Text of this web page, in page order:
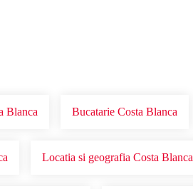
Blanca Bucatarie Costa Blanca
Locatia si geografia Costa Blanca